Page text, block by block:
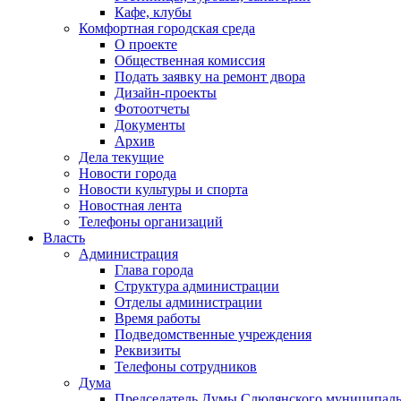
Кафе, клубы
Комфортная городская среда
О проекте
Общественная комиссия
Подать заявку на ремонт двора
Дизайн-проекты
Фотоотчеты
Документы
Архив
Дела текущие
Новости города
Новости культуры и спорта
Новостная лента
Телефоны организаций
Власть
Администрация
Глава города
Структура администрации
Отделы администрации
Время работы
Подведомственные учреждения
Реквизиты
Телефоны сотрудников
Дума